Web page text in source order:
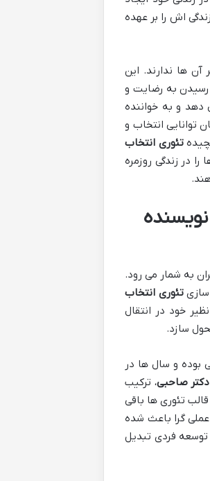
اش را بر عهده
ها ندارند. این
رسیدن به رضایت و
دهد و به خواننده
توانایی انتخاب و
تئوری انتخاب
را در زندگی روزمره
نویسنده
به شمار می رود.
سازیتئوری انتخاب
خود در انتقال
سازد.
بوده و سال ها در
دکتر صاحبی، ترکیب
تئوری ها باقی
عملی گرا باعث شده
توسعه فردی تبدیل